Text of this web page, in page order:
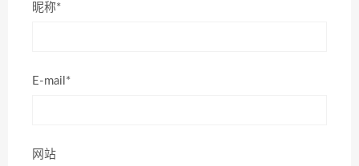
昵称*
E-mail*
网站